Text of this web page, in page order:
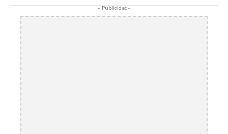
- Publicidad-